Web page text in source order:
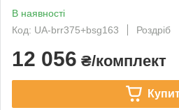
В наявності
Код: UA-brr375+bsg163
Роздріб
12 056 ₴/комплект